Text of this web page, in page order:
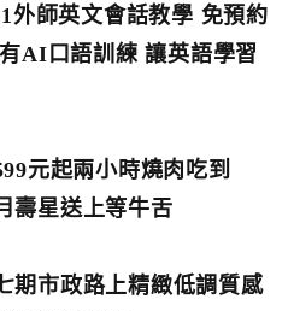
外師英文會話教學 免預約
AI口語訓練 讓英語學習
元起兩小時燒肉吃到
壽星送上等牛舌
期市政路上精緻低調質感